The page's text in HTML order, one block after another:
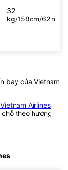
32
kg/158cm/62in
bay của Vietnam
Airlines
theo hướng